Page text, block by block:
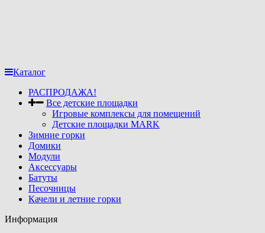
Каталог
РАСПРОДАЖА!
Все детские площадки
Игровые комплексы для помещений
Детские площадки MARK
Зимние горки
Домики
Модули
Аксессуары
Батуты
Песочницы
Качели и летние горки
Информация